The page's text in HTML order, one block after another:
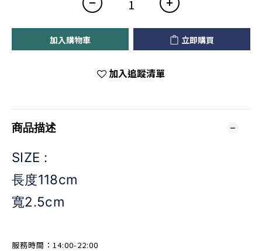
加入購物車 立即購買
加入追蹤清單
商品描述
SIZE :
長度118cm
寬2.5cm
服務時間：14:00-22:00